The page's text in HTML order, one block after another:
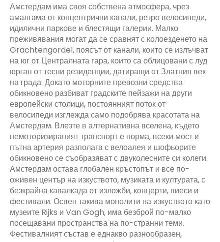
Амстердам има своя собствена атмосфера, чрез
амалгама от концентрични канали, ретро велосипеди,
идилични паркове и блестящи галерии. Малко
преживявания могат да се сравнят с колоезденето на
Grachtengordel, поясът от канали, които се излъчват
на юг от Централната гара, които са облицовани с луд
юрган от тесни резиденции, датиращи от Златния век
на града. Докато моторните превозни средства
обикновено разбиват градските пейзажи на други
европейски столици, постоянният поток от
велосипеди изглежда само подобрява красотата на
Амстердам. Влезте в алтернативна вселена, където
немоторизираният транспорт е норма, всеки мост и
пътна артерия разполага с велоалея и шофьорите
обикновено се съобразяват с двуколесните си колеги.
Амстердам остава глобален кръстопът и все по-
оживен център на изкуството, музиката и културата, с
безкрайна кавалкада от изложби, концерти, пиеси и
фестивали. Освен такива монолити на изкуството като
музеите Rijks и Van Gogh, има безброй по-малко
посещавани пространства на по-странни теми.
Фестивалният състав е еднакво разнообразен,